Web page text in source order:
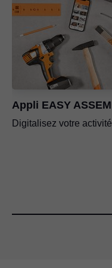
Appli EASY
Digitalisez votre